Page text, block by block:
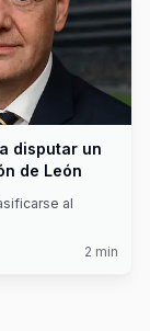
disputar un
de León
al
2 min